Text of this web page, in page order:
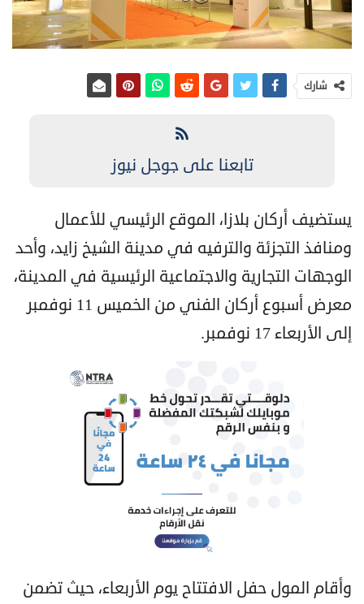
شارك
تابعنا على جوجل نيوز
يستضيف أركان بلازا، الموقع الرئيسي للأعمال
ومنافذ التجزئة والترفيه في مدينة الشيخ زايد، وأحد
الوجهات التجارية والاجتماعية الرئيسية في المدينة،
معرض أسبوع أركان الفني من الخميس 11 نوفمبر
إلى الأربعاء 17 نوفمبر.
وأقام المول حفل الافتتاح يوم الأربعاء، حيث تضمن